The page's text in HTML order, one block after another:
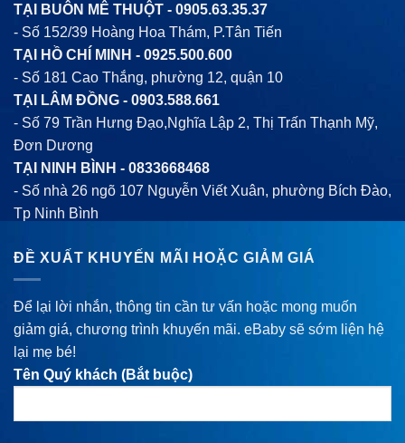
TẠI BUÔN MÊ THUỘT - 0905.63.35.37
- Số 152/39 Hoàng Hoa Thám, P.Tân Tiến
TẠI HỒ CHÍ MINH - 0925.500.600
- Số 181 Cao Thắng, phường 12, quận 10
TẠI LÂM ĐỒNG - 0903.588.661
- Số 79 Trần Hưng Đạo,Nghĩa Lập 2, Thị Trấn Thạnh Mỹ,
Đơn Dương
TẠI NINH BÌNH - 0833668468
- Số nhà 26 ngõ 107 Nguyễn Viết Xuân, phường Bích Đào,
Tp Ninh Bình
ĐỀ XUẤT KHUYẾN MÃI HOẶC GIẢM GIÁ
Để lại lời nhắn, thông tin cần tư vấn hoặc mong muốn
giảm giá, chương trình khuyến mãi. eBaby sẽ sớm liện hệ
lại mẹ bé!
Tên Quý khách (Bắt buộc)